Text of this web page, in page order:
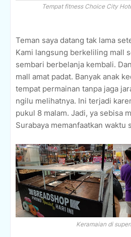
Tempat fitness Choice City
Teman saya datang tak lama
Kami langsung berkeliling mall
sembari berbelanja kembali.
mall amat padat. Banyak anak
tempat permainan tanpa jaga
ngilu melihatnya. Ini terjadi
pukul 8 malam. Jadi, ya sebisa
Surabaya memanfaatkan waktu
Keramaian di